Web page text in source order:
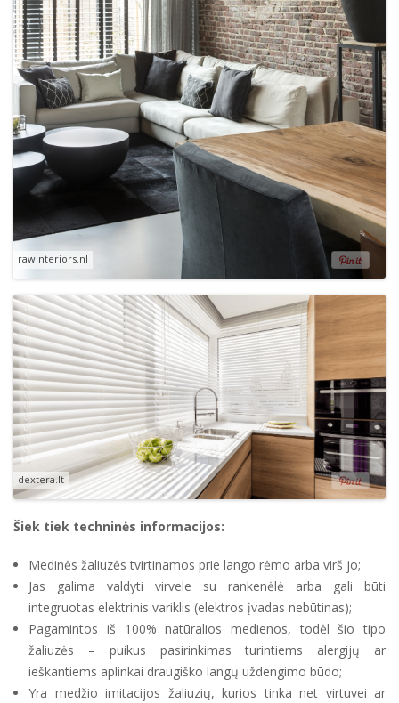
rawinteriors.nl
dextera.lt
Šiek tiek techninės informacijos:
Medinės žaliuzės tvirtinamos prie lango rėmo arba virš jo;
Jas galima valdyti virvele su rankenėlė arba gali būti
integruotas elektrinis variklis (elektros įvadas nebūtinas);
Pagamintos iš 100% natūralios medienos, todėl šio tipo
žaliuzės – puikus pasirinkimas turintiems alergijų ar
ieškantiems aplinkai draugiško langų uždengimo būdo;
Yra medžio imitacijos žaliuzių, kurios tinka net virtuvei ar